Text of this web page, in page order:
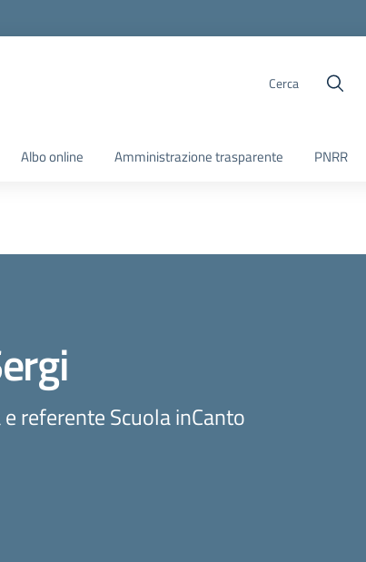
Cerca
Albo online Amministrazione trasparente PNRR
referente Scuola inCanto